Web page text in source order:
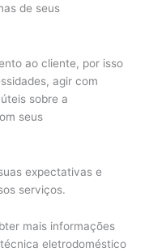
de seus
ao cliente, por isso
agir com
sobre a
seus
expectativas e
serviços.
mais informações
eletrodoméstico